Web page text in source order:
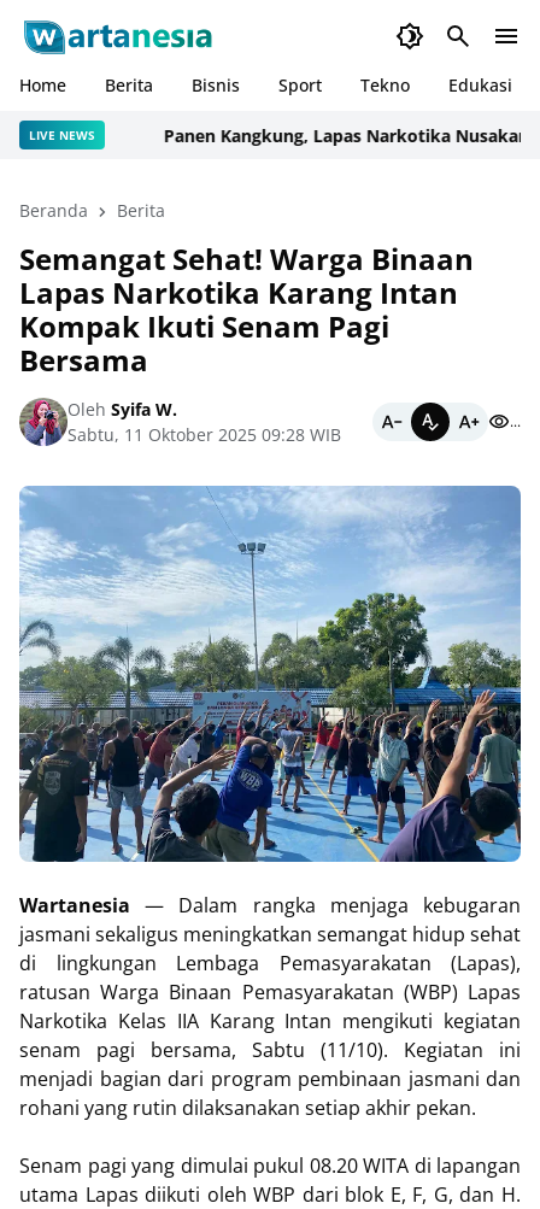
Home Berita Bisnis Sport Tekno Edukasi
LIVE NEWS Panen Kangkung, Lapas Narkotika
Beranda Berita
Semangat Sehat! Warga Binaan
Lapas Narkotika Karang Intan
Kompak Ikuti Senam Pagi
Bersama
Oleh Syifa W.
Sabtu, 11 Oktober 2025 09:28 WIB
...
Wartanesia— Dalam rangka menjaga kebugaran
jasmani sekaligus meningkatkan semangat hidup sehat
di lingkungan Lembaga Pemasyarakatan (Lapas),
ratusan Warga Binaan Pemasyarakatan (WBP) Lapas
Narkotika Kelas IIA Karang Intan mengikuti kegiatan
senam pagi bersama, Sabtu (11/10). Kegiatan ini
menjadi bagian dari program pembinaan jasmani dan
rohani yang rutin dilaksanakan setiap akhir pekan.
Senam pagi yang dimulai pukul 08.20 WITA di lapangan
utama Lapas diikuti oleh WBP dari blok E, F, G, dan H.